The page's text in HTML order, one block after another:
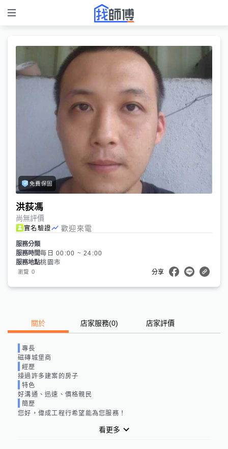
免費保固
洪荻馮
尚無評價
實名驗證 歡迎來電
服務分類
服務時間每日 00:00 ~ 24:00
服務地點桃園市
瀏覽 0 分享
關於 店家服務(0) 店家評價
專長
磁磚城堡商
經歷
接過許多建案的房子
特色
好溝通、迅速、價格親民
簡歷
您好，偉成工程行希望能為您服務！
看更多